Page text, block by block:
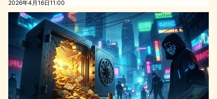
2026年4月16日11:00